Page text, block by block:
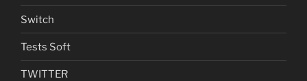
Switch
Tests Soft
TWITTER